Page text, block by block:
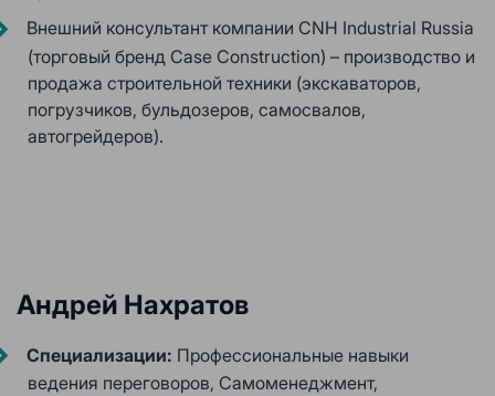
Внешний консультант компании CNH Industrial Russia
(торговый бренд Case Construction) – производство и
продажа строительной техники (экскаваторов,
погрузчиков, бульдозеров, самосвалов,
автогрейдеров).
Андрей Нахратов
Специализации: Профессиональные навыки
ведения переговоров, Самоменеджмент,